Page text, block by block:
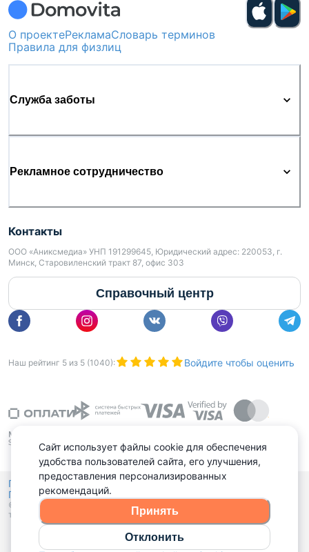
О проектеРекламаСловарь терминов
Правила для физлиц
Служба заботы
Рекламное сотрудничество
Контакты
ООО «Аниксмедиа» УНП 191299645, Юридический адрес: 220053, г.
Минск, Старовиленский тракт 87, офис 303
Справочный центр
Наш рейтинг 5 из 5 (1040): Войдите чтобы оценить
Политика конфиденциальности,
Политика обработки файлов куки
© 2015 - 2026, Domovita.by. Копирование материалов допускается
только при наличии активной ссылки.
Сайт использует файлы cookie для обеспечения
удобства пользователей сайта, его улучшения,
предоставления персонализированных
рекомендаций.
Принять
Отклонить